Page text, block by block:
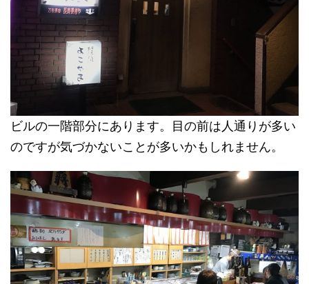
ビルの一階部分にあります。目の前は人通りが多い
のですが気づかないことが多いかもしれません。